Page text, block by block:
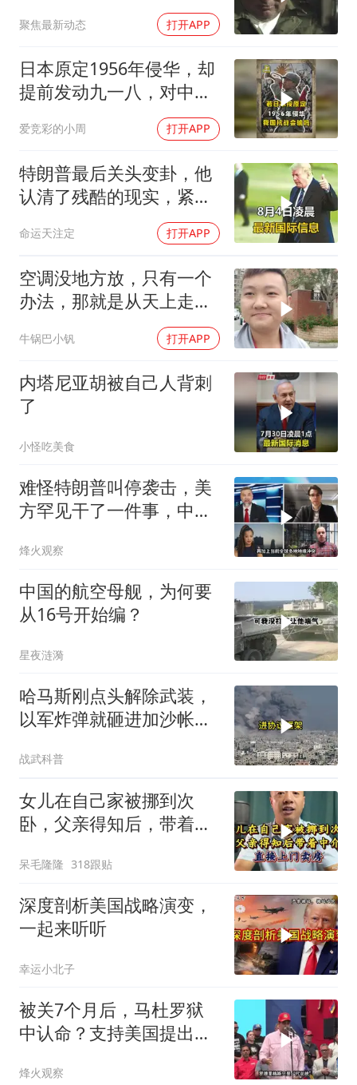
中国经济展现强大韧性和活力
聚焦最新动态 打开APP
日本原定1956年侵华，却
提前发动九一八，对中国
爱竞彩的小周 打开APP
特朗普最后关头变卦，他
认清了残酷的现实，紧急
命运天注定 打开APP
空调没地方放，只有一个
办法，那就是从天上走，
牛锅巴小钒 打开APP
内塔尼亚胡被自己人背刺
了
小怪吃美食
难怪特朗普叫停袭击，美
方罕见干了一件事，中方
烽火观察
中国的航空母舰，为何要
从16号开始编？
星夜涟漪
哈马斯刚点头解除武装，
以军炸弹就砸进加沙帐篷
战武科普
女儿在自己家被挪到次
卧，父亲得知后，带着中
呆毛隆隆 318跟贴
深度剖析美国战略演变，
一起来听听
幸运小北子
被关7个月后，马杜罗狱
中认命？支持美国提出的
烽火观察